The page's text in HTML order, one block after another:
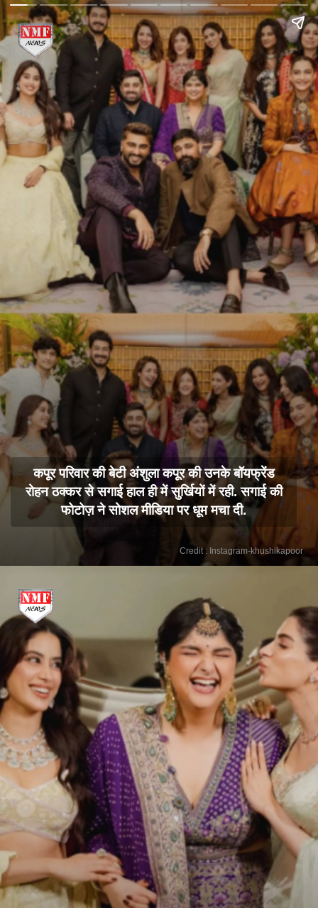
कपूर परिवार की बेटी अंशुला कपूर की उनके बॉयफ्रेंड
रोहन ठक्कर से सगाई हाल ही में सुर्खियों में रही. सगाई की
फोटोज़ ने सोशल मीडिया पर धूम मचा दी.
Credit : Instagram-khushikapoor